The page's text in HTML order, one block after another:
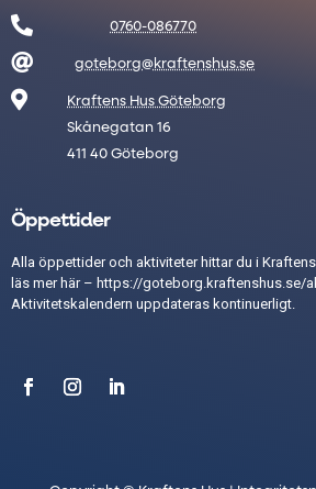
 0760-086770
 goteborg@kraftenshus.se

Kraftens Hus Göteborg
Skånegatan 16
411 40 Göteborg
Öppettider
Alla öppettider och aktiviteter hittar du i
läs mer här – https://goteborg.kraftenshus.se/
Aktivitetskalendern uppdateras kontinuerligt.